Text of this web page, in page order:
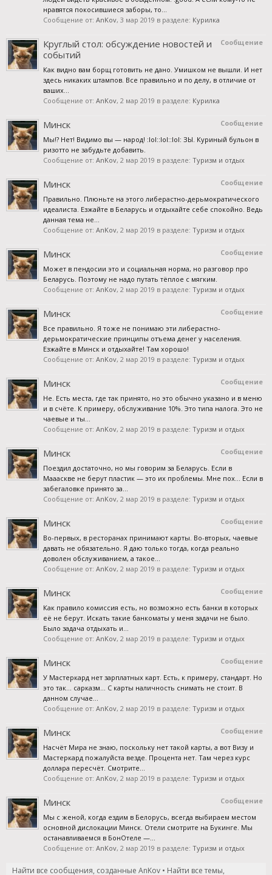
нравятся покосившиеся заборы, то...
Сообщение от: AnKov, 3 мар 2019 в разделе: Курилка
Сообщение
Круглый стол: обсуждение новостей и
событий
Как видно вам борщ готовить не дано. Умишком не вышли. И нет
здесь никаких штампов. Все правильно и по делу, в отличие от
ваших...
Сообщение от: AnKov, 2 мар 2019 в разделе: Курилка
Сообщение
Минск
Мы!? Нет! Видимо вы — народ! :lol::lol::lol: ЗЫ. Куриный бульон в
ризотто не забудьте добавить.
Сообщение от: AnKov, 2 мар 2019 в разделе: Туризм и отдых
Сообщение
Минск
Правильно. Плюньте на этого либерастно-дерьмократического
идеалиста. Езжайте в Беларусь и отдыхайте себе спокойно. Ведь
данная тема не...
Сообщение от: AnKov, 2 мар 2019 в разделе: Туризм и отдых
Сообщение
Минск
Может в пендосии это и социальная норма, но разговор про
Беларусь. Поэтому не надо путать тёплое с мягким.
Сообщение от: AnKov, 2 мар 2019 в разделе: Туризм и отдых
Сообщение
Минск
Все правильно. Я тоже не понимаю эти либерастно-
дерьмократические принципы отъема денег у населения.
Езжайте в Минск и отдыхайте! Там хорошо!
Сообщение от: AnKov, 2 мар 2019 в разделе: Туризм и отдых
Сообщение
Минск
Не. Есть места, где так принято, но это обычно указано и в меню
и в счёте. К примеру, обслуживание 10%. Это типа налога. Это не
чаевые и ты...
Сообщение от: AnKov, 2 мар 2019 в разделе: Туризм и отдых
Сообщение
Минск
Поездил достаточно, но мы говорим за Беларусь. Если в
Маааскве не берут пластик — это их проблемы. Мне пох... Если в
забегаловке принято за...
Сообщение от: AnKov, 2 мар 2019 в разделе: Туризм и отдых
Сообщение
Минск
Во-первых, в ресторанах принимают карты. Во-вторых, чаевые
давать не обязательно. Я даю только тогда, когда реально
доволен обслуживанием, а такое...
Сообщение от: AnKov, 2 мар 2019 в разделе: Туризм и отдых
Сообщение
Минск
Как правило комиссия есть, но возможно есть банки в которых
её не берут. Искать такие банкоматы у меня задачи не было.
Было задача отдыхать и...
Сообщение от: AnKov, 2 мар 2019 в разделе: Туризм и отдых
Сообщение
Минск
У Мастеркард нет зарплатных карт. Есть, к примеру, стандарт. Но
это так... сарказм... С карты наличность снимать не стоит. В
данном случае...
Сообщение от: AnKov, 2 мар 2019 в разделе: Туризм и отдых
Сообщение
Минск
Насчёт Мира не знаю, поскольку нет такой карты, а вот Визу и
Мастеркард пожалуйста везде. Процента нет. Там через курс
доллара пересчёт. Смотрите...
Сообщение от: AnKov, 2 мар 2019 в разделе: Туризм и отдых
Сообщение
Минск
Мы с женой, когда ездим в Белорусь, всегда выбираем местом
основной дислокации Минск. Отели смотрите на Букинге. Мы
останавливаемся в БонОтеле —...
Сообщение от: AnKov, 2 мар 2019 в разделе: Туризм и отдых
Найти все сообщения, созданные AnKov Найти все темы,